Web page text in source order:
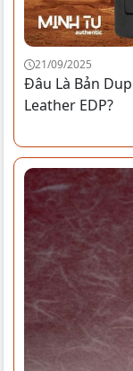
21/09/2025
Đâu Là Bản
Leather EDP?